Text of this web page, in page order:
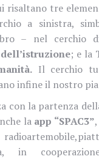
risaltano tre
a sinistra,
– nel cerchio
; e la
Il cerchio
infine il nostro
con la partenza
la app “SPAC3”
in